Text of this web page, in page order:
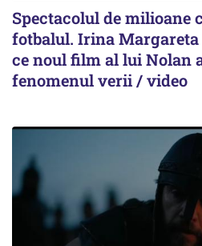
Spectacolul de milioane
fotbalul. Irina
ce noul film al lui Nolan
fenomenul verii / video